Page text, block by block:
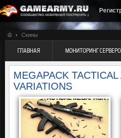
Скины
ГЛАВНАЯ МОНИТОРИНГ
MEGAPACK
VARIATIONS